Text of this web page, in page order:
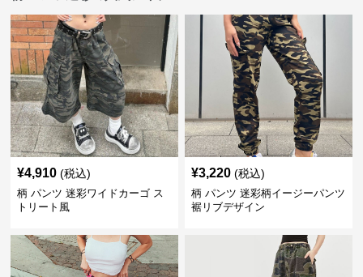
¥4,910 (税込)
柄 パンツ 迷彩ワイドカーゴ ス
トリート風
¥3,220 (税込)
柄 パンツ 迷彩柄イージーパンツ
裾リブデザイン